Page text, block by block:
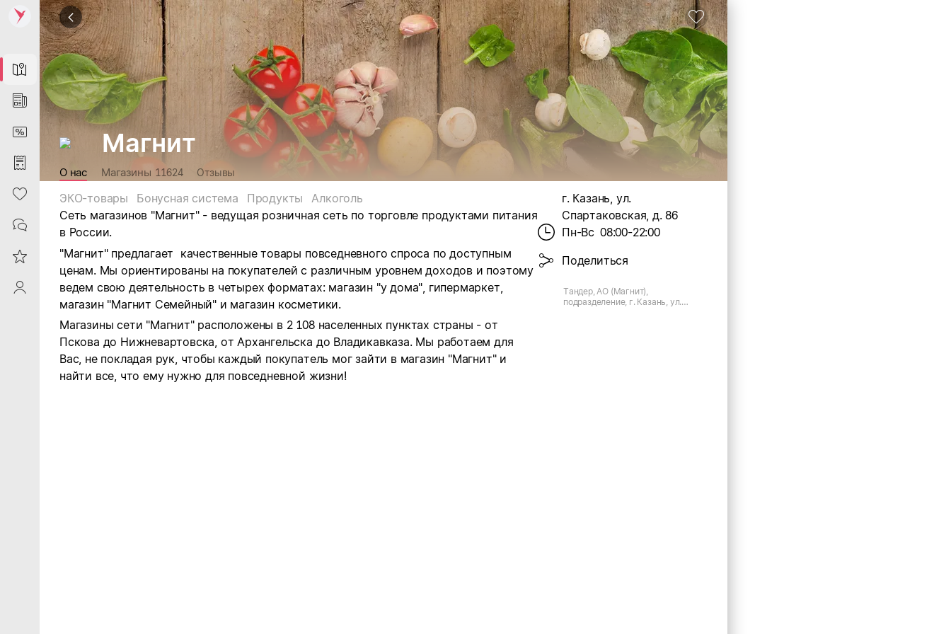
Map
News
DiscountCard
Purchases
Heart
Contacts
Reviews
ProfileSaby
Магнит
О нас Магазины 11624 Отзывы
ЭКО-товары Бонусная система Продукты
Алкоголь
Сеть магазинов "Магнит" - ведущая розничная сеть по торговле продуктами питания
в России.
"Магнит" предлагает качественные товары повседневного спроса по доступным
ценам. Мы ориентированы на покупателей с различным уровнем доходов и поэтому
ведем свою деятельность в четырех форматах: магазин "у дома", гипермаркет,
магазин "Магнит Семейный" и магазин косметики.
Магазины сети "Магнит" расположены в 2 108 населенных пунктах страны - от
Пскова до Нижневартовска, от Архангельска до Владикавказа. Мы работаем для
Вас, не покладая рук, чтобы каждый покупатель мог зайти в магазин "Магнит" и
найти все, что ему нужно для повседневной жизни!
г. Казань, ул.
Спартаковская, д. 86
Пн-Вс 08:00-22:00
Поделиться
Тандер, АО (Магнит),
подразделение, г. Казань, ул.